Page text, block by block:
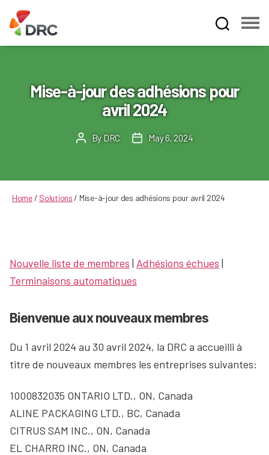
Dispute
Resolution
Mise-à-jour des adhésions pour
avril 2024
PostBy DRC
PostMay 6, 2024
Home/ Solutions / Mise-à-jour des adhésions pour avril 2024
Nouvelle liste de membres | Adhésions échues |
Terminaisons automatiques
Bienvenue aux nouveaux membres
Du 1 avril 2024 au 30 avril 2024, la DRC a accueilli à
titre de nouveaux membres les entreprises suivantes:
1000832035 ONTARIO LTD., ON, Canada
ALINE PACKAGING LTD., BC, Canada
CITRUS SAM INC., ON, Canada
EL CHARRO INC., ON, Canada